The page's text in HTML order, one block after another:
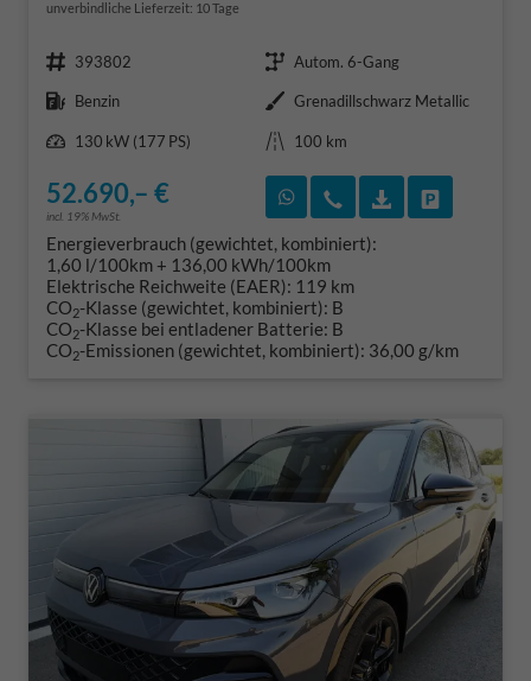
unverbindliche Lieferzeit: 10 Tage
Fahrzeugnr. 393802 Getriebe Autom. 6-Gang
Kraftstoff Benzin Außenfarbe Grenadillschwarz Metallic
Leistung
130 kW (177 PS) Kilometerstand 100 km
52.690,– €
incl. 19% MwSt.
Rückruf vereinbaren
Wir rufen Sie an
Energieverbrauch (gewichtet, kombiniert):
1,60 l/100km + 136,00 kWh/100km
Elektrische Reichweite (EAER): 119 km
CO2-Klasse (gewichtet, kombiniert): B
CO2-Klasse bei entladener Batterie: B
CO2-Emissionen (gewichtet, kombiniert): 36,00 g/km